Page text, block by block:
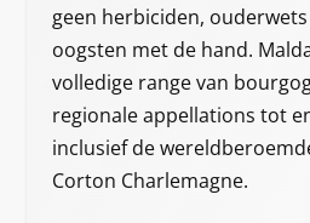
geen herbiciden,
oogsten met de hand.
volledige range van
regionale appellations tot
inclusief de
Corton Charlemagne.